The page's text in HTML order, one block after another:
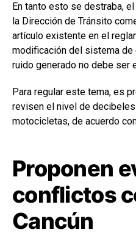
En tanto esto se destraba,
la Dirección de Tránsito
artículo existente en el
modificación del sistema
ruido generado no debe ser
Para regular este tema, es
revisen el nivel de
motocicletas, de acuerdo
Proponen
conflictos
Cancún